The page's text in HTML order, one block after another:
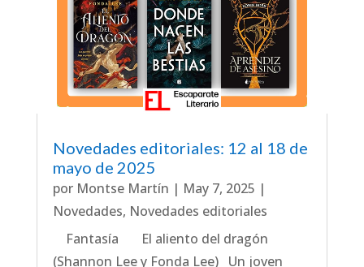
Novedades editoriales: 12 al 18 de
mayo de 2025
por Montse Martín | May 7, 2025 |
Novedades, Novedades editoriales
Fantasía El aliento del dragón
(Shannon Lee y Fonda Lee) Un joven